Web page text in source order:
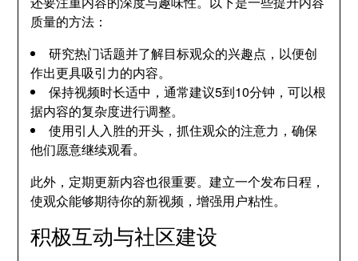
质量的方法：
研究热门话题并了解目标观众的兴趣点，以便创
作出更具吸引力的内容。
保持视频时长适中，通常建议5到10分钟，可以根
据内容的复杂度进行调整。
使用引人入胜的开头，抓住观众的注意力，确保
他们愿意继续观看。
此外，定期更新内容也很重要。建立一个发布日程，
使观众能够期待你的新视频，增强用户粘性。
积极互动与社区建设